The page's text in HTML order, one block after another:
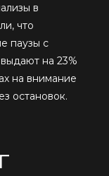
в
что
паузы с
на 23%
на внимание
остановок.